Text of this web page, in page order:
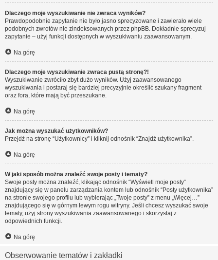
Dlaczego moje wyszukiwanie nie zwraca wyników?
Prawdopodobnie zapytanie nie było jasno sprecyzowane i zawierało wiele
podobnych zwrotów nie zindeksowanych przez phpBB. Dokładnie sprecyzuj
zapytanie – użyj funkcji dostępnych w wyszukiwaniu zaawansowanym.
Na górę
Dlaczego moje wyszukiwanie zwraca pustą stronę?!
Wyszukiwanie zwróciło zbyt dużo wyników. Użyj zaawansowanego
wyszukiwania i postaraj się bardziej precyzyjnie określić szukany fragment
oraz fora, które mają być przeszukane.
Na górę
Jak można wyszukać użytkowników?
Przejdź na stronę “Użytkownicy” i kliknij odnośnik “Znajdź użytkownika”.
Na górę
W jaki sposób można znaleźć swoje posty i tematy?
Swoje posty można znaleźć, klikając odnośnik “Wyświetl moje posty”
znajdujący się w panelu zarządzania kontem lub odnośnik “Posty użytkownika”
na stronie swojego profilu lub wybierając „Twoje posty” z menu „Więcej…”
znajdującego się w górnym lewym rogu witryny. Jeśli chcesz wyszukać swoje
tematy, użyj strony wyszukiwania zaawansowanego i skorzystaj z
odpowiednich funkcji.
Na górę
Obserwowanie tematów i zakładki